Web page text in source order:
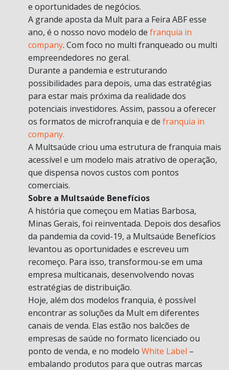
e oportunidades de negócios.
A grande aposta da Mult para a Feira ABF esse
ano, é o nosso novo modelo de franquia in
company. Com foco no multi franqueado ou multi
empreendedores no geral.
Durante a pandemia e estruturando
possibilidades para depois, uma das estratégias
para estar mais próxima da realidade dos
potenciais investidores. Assim, passou a oferecer
os formatos de microfranquia e de franquia in
company.
A Multsaúde criou uma estrutura de franquia mais
acessível e um modelo mais atrativo de operação,
que dispensa novos custos com pontos
comerciais.
Sobre a Multsaúde Benefícios
A história que começou em Matias Barbosa,
Minas Gerais, foi reinventada. Depois dos desafios
da pandemia da covid-19, a Multsaúde Benefícios
levantou as oportunidades e escreveu um
recomeço. Para isso, transformou-se em uma
empresa multicanais, desenvolvendo novas
estratégias de distribuição.
Hoje, além dos modelos franquia, é possível
encontrar as soluções da Mult em diferentes
canais de venda. Elas estão nos balcões de
empresas de saúde no formato licenciado ou
ponto de venda, e no modelo White Label –
embalando produtos para que outras marcas